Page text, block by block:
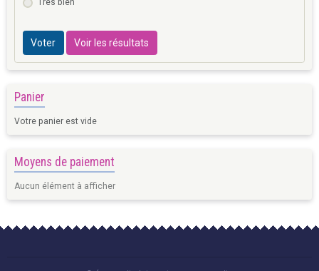
Très bien
Voter Voir les résultats
Panier
Votre panier est vide
Moyens de paiement
Aucun élément à afficher